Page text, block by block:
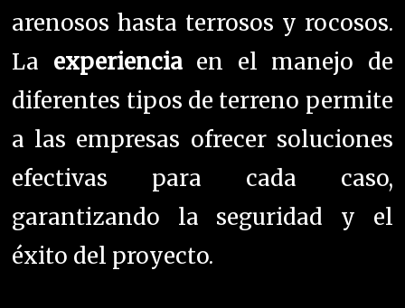
arenosos hasta terrosos y rocosos.
La experienciaen el manejo de
diferentes tipos de terreno permite
a las empresas ofrecer soluciones
efectivas para cada caso,
garantizando la seguridad y el
éxito del proyecto.